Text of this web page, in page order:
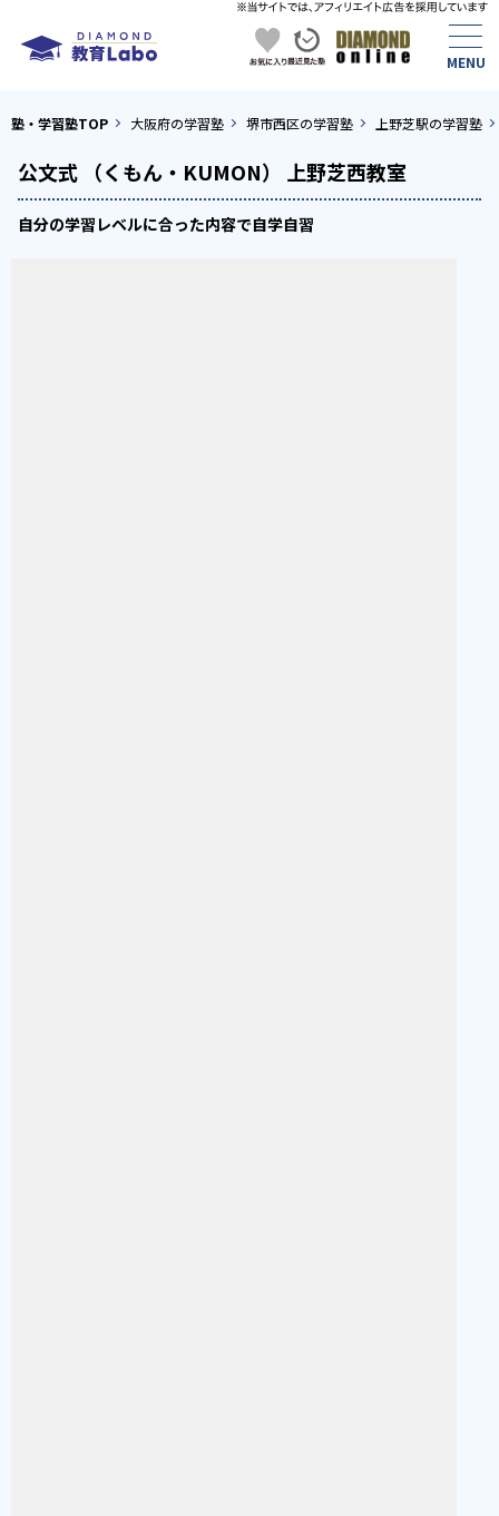
塾・学習塾TOP 大阪府の学習塾 堺市西区の学習塾 上野芝駅の学習塾
公文式 （くもん・KUMON） 上野芝西教室
自分の学習レベルに合った内容で自学自習